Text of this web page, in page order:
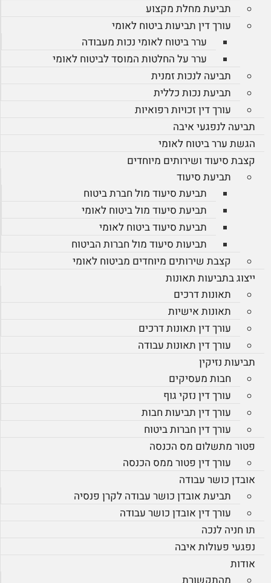
תביעת מחלת מקצוע
עורך דין תביעות ביטוח לאומי
ערר ביטוח לאומי נכות מעבודה
ערר על החלטות המוסד לביטוח לאומי
תביעה לנכות זמנית
תביעת נכות כללית
עורך דין זכויות רפואיות
תביעה לנפגעי איבה
הגשת ערר ביטוח לאומי
קצבת סיעוד ושירותים מיוחדים
תביעת סיעוד
תביעת סיעוד מול חברת ביטוח
תביעת סיעוד מול ביטוח לאומי
תביעת סיעוד ביטוח לאומי
תביעות סיעוד מול חברות הביטוח
קצבת שירותים מיוחדים מביטוח לאומי
ייצוג בתביעות תאונות
תאונות דרכים
תאונות אישיות
עורך דין תאונות דרכים
עורך דין תאונות עבודה
תביעות נזיקין
חבות מעסיקים
עורך דין נזקי גוף
עורך דין תביעות חבות
עורך דין חברות ביטוח
פטור מתשלום מס הכנסה
עורך דין פטור ממס הכנסה
אובדן כושר עבודה
תביעת אובדן כושר עבודה לקרן פנסיה
עורך דין אובדן כושר עבודה
תו חניה לנכה
נפגעי פעולות איבה
אודות